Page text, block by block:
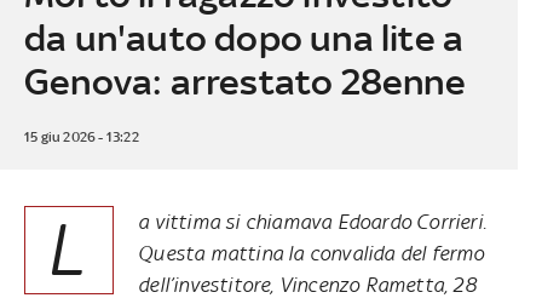
da un'auto dopo una lite a
Genova: arrestato 28enne
15 giu 2026 - 13:22
L
a vittima si chiamava Edoardo Corrieri.
Questa mattina la convalida del fermo
dell’investitore, Vincenzo Rametta, 28